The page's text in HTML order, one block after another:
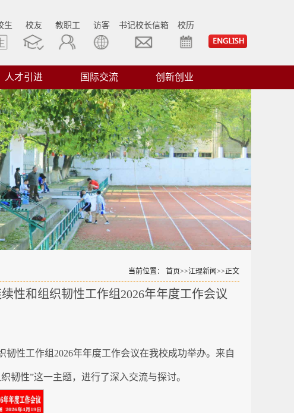
生 校友 教职工 访客 书记校长信箱 校历
人才引进 国际交流 创新创业
当前位置： 首页>>江理新闻>>正文
性和组织韧性工作组2026年年度工作会议
性工作组2026年年度工作会议在我校成功举办。来自
韧性”这一主题，进行了深入交流与探讨。